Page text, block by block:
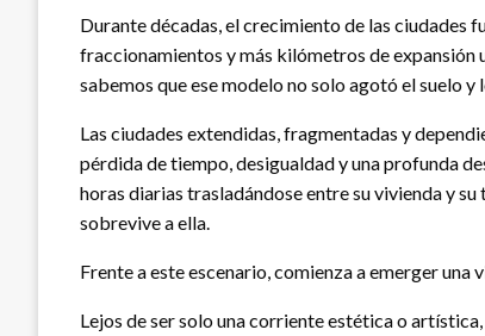
Durante décadas, el crecimiento de las ciudades
fraccionamientos y más kilómetros de expansión
sabemos que ese modelo no solo agotó el suelo
Las ciudades extendidas, fragmentadas y
pérdida de tiempo, desigualdad y una profunda
horas diarias trasladándose entre su vivienda y
sobrevive a ella.
Frente a este escenario, comienza a emerger
Lejos de ser solo una corriente estética o